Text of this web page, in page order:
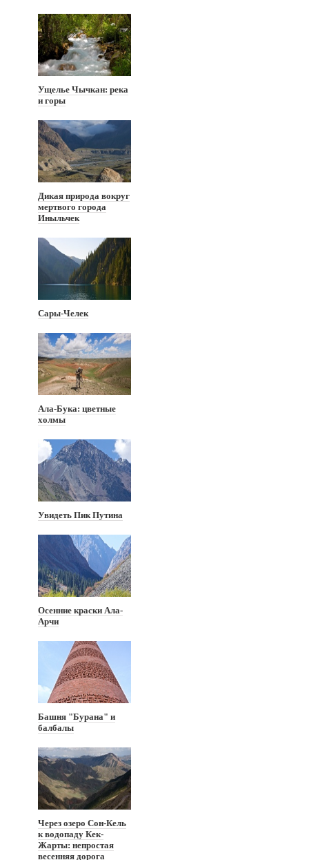
Ущелье Чычкан: река
и горы
Дикая природа вокруг
мертвого города
Иныльчек
Сары-Челек
Ала-Бука: цветные
холмы
Увидеть Пик Путина
Осенние краски Ала-
Арчи
Башня "Бурана" и
балбалы
Через озеро Сон-Кель
к водопаду Кек-
Жарты: непростая
весенняя дорога